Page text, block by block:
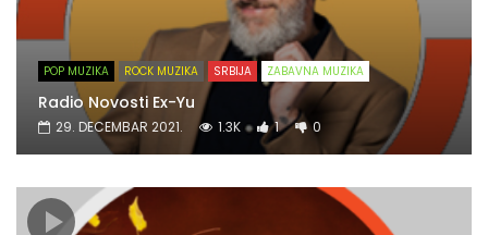
POP MUZIKA ROCK MUZIKA SRBIJA ZABAVNA MUZIKA
Radio Novosti Ex-Yu
29. DECEMBAR 2021. 1.3K 1 0